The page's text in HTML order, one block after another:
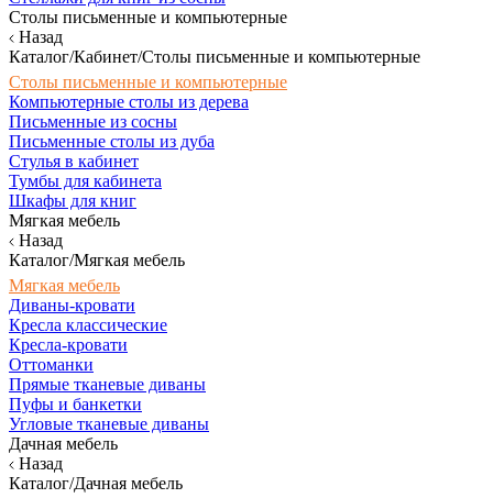
Столы письменные и компьютерные
Назад
Каталог/Кабинет/Столы письменные и компьютерные
Столы письменные и компьютерные
Компьютерные столы из дерева
Письменные из сосны
Письменные столы из дуба
Стулья в кабинет
Тумбы для кабинета
Шкафы для книг
Мягкая мебель
Назад
Каталог/Мягкая мебель
Мягкая мебель
Диваны-кровати
Кресла классические
Кресла-кровати
Оттоманки
Прямые тканевые диваны
Пуфы и банкетки
Угловые тканевые диваны
Дачная мебель
Назад
Каталог/Дачная мебель